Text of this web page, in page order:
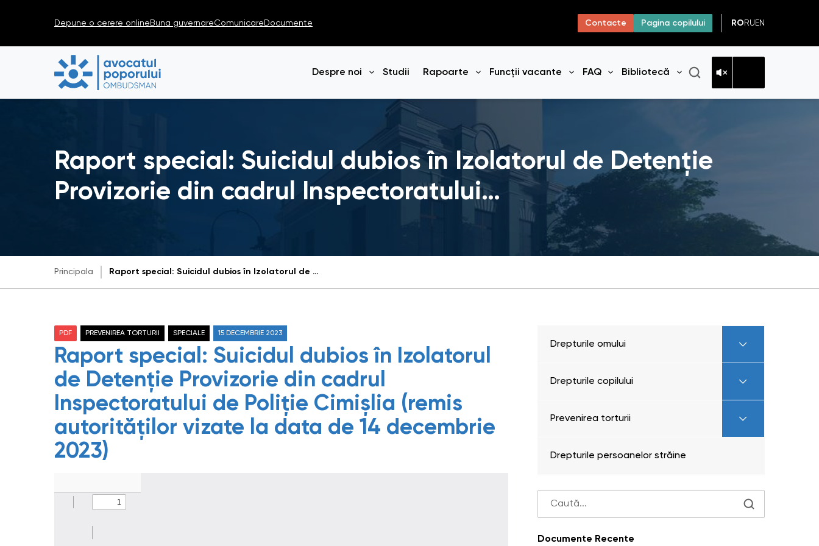
Depune o cerere online Buna guvernareComunicare Documente Contacte Pagina copilului RO RU EN
Despre noi
Deschide meniul
Studii Rapoarte
Deschide meniul
Funcții vacante FAQ
Deschide meniul
Bibliotecă
Deschide meniul
Raport special: Suicidul dubios în Izolatorul de Detenție
Provizorie din cadrul Inspectoratului…
Principala Raport special: Suicidul dubios în Izolatorul de Detenție Provizorie din cadrul Inspectoratului de Poliție Cimișlia (remis autorităților vizate la data de 14 decembrie 2023)
PDF PREVENIREA TORTURII SPECIALE 15 DECEMBRIE 2023
Raport special: Suicidul dubios în Izolatorul
de Detenție Provizorie din cadrul
Inspectoratului de Poliție Cimișlia (remis
autorităților vizate la data de 14 decembrie
2023)
Drepturile omului
Drepturile copilului
Prevenirea torturii
Drepturile persoanelor străine
Documente Recente